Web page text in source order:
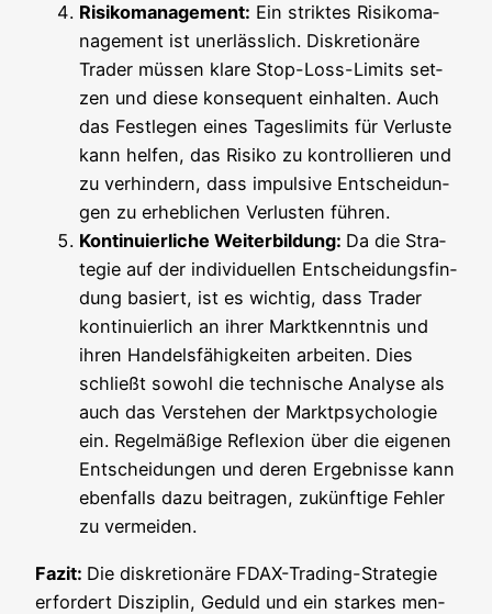
Risi­ko­ma­nage­ment: Ein strik­tes Risi­ko­ma­
nage­ment ist uner­läss­lich. Dis­kre­tio­nä­re
Trader müs­sen kla­re Stop-Loss-Limits set­
zen und die­se kon­se­quent ein­hal­ten. Auch
das Fest­le­gen eines Tages­li­mits für Ver­lus­te
kann hel­fen, das Risi­ko zu kon­trol­lie­ren und
zu ver­hin­dern, dass impul­si­ve Ent­schei­dun­
gen zu erheb­li­chen Ver­lus­ten führen.
Kon­ti­nu­ier­li­che Wei­ter­bil­dung: Da die Stra­
te­gie auf der indi­vi­du­el­len Ent­schei­dungs­fin­
dung basiert, ist es wich­tig, dass Trader
kon­ti­nu­ier­lich an ihrer Markt­kennt­nis und
ihren Han­dels­fä­hig­kei­ten arbei­ten. Dies
schließt sowohl die tech­ni­sche Ana­ly­se als
auch das Ver­ste­hen der Markt­psy­cho­lo­gie
ein. Regel­mä­ßi­ge Refle­xi­on über die eige­nen
Ent­schei­dun­gen und deren Ergeb­nis­se kann
eben­falls dazu bei­tra­gen, zukünf­ti­ge Feh­ler
zu vermeiden.
Fazit: Die dis­kre­tio­nä­re FDAX-Tra­ding-Stra­te­gie
erfor­dert Dis­zi­plin, Geduld und ein star­kes men­